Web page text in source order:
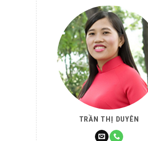
TRẦN THỊ DUYÊN